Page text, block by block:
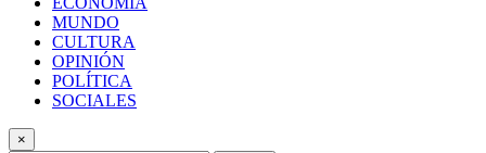
MUNDO
CULTURA
OPINIÓN
POLÍTICA
SOCIALES
×